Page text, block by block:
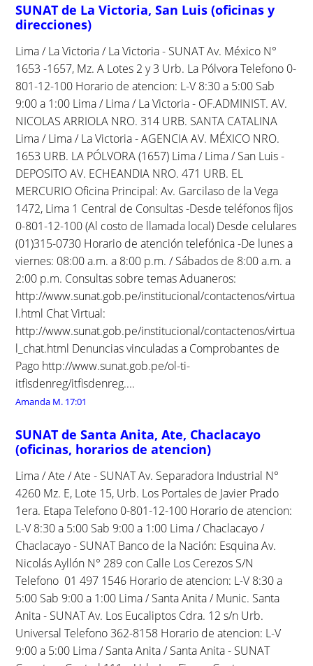
SUNAT de La Victoria, San Luis (oficinas y
direcciones)
Lima / La Victoria / La Victoria - SUNAT Av. México N°
1653 -1657, Mz. A Lotes 2 y 3 Urb. La Pólvora Telefono 0-
801-12-100 Horario de atencion: L-V 8:30 a 5:00 Sab
9:00 a 1:00 Lima / Lima / La Victoria - OF.ADMINIST. AV.
NICOLAS ARRIOLA NRO. 314 URB. SANTA CATALINA
Lima / Lima / La Victoria - AGENCIA AV. MÉXICO NRO.
1653 URB. LA PÓLVORA (1657) Lima / Lima / San Luis -
DEPOSITO AV. ECHEANDIA NRO. 471 URB. EL
MERCURIO Oficina Principal: Av. Garcilaso de la Vega
1472, Lima 1 Central de Consultas -Desde teléfonos fijos
0-801-12-100 (Al costo de llamada local) Desde celulares
(01)315-0730 Horario de atención telefónica -De lunes a
viernes: 08:00 a.m. a 8:00 p.m. / Sábados de 8:00 a.m. a
2:00 p.m. Consultas sobre temas Aduaneros:
http://www.sunat.gob.pe/institucional/contactenos/virtua
l.html Chat Virtual:
http://www.sunat.gob.pe/institucional/contactenos/virtua
l_chat.html Denuncias vinculadas a Comprobantes de
Pago http://www.sunat.gob.pe/ol-ti-
itfisdenreg/itfisdenreg....
Amanda M. 17:01
SUNAT de Santa Anita, Ate, Chaclacayo
(oficinas, horarios de atencion)
Lima / Ate / Ate - SUNAT Av. Separadora Industrial N°
4260 Mz. E, Lote 15, Urb. Los Portales de Javier Prado
1era. Etapa Telefono 0-801-12-100 Horario de atencion:
L-V 8:30 a 5:00 Sab 9:00 a 1:00 Lima / Chaclacayo /
Chaclacayo - SUNAT Banco de la Nación: Esquina Av.
Nicolás Ayllón N° 289 con Calle Los Cerezos S/N
Telefono 01 497 1546 Horario de atencion: L-V 8:30 a
5:00 Sab 9:00 a 1:00 Lima / Santa Anita / Munic. Santa
Anita - SUNAT Av. Los Eucaliptos Cdra. 12 s/n Urb.
Universal Telefono 362-8158 Horario de atencion: L-V
9:00 a 5:00 Lima / Santa Anita / Santa Anita - SUNAT